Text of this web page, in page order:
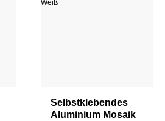
Selbstklebendes
Aluminium Mosaik